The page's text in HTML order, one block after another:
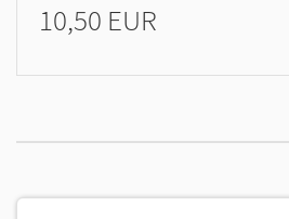
10,50 EUR